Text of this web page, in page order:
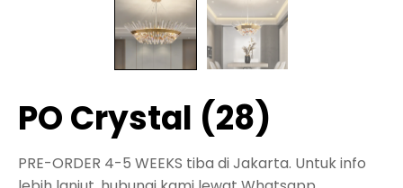
PO Crystal (28)
PRE-ORDER 4-5 WEEKS tiba di Jakarta. Untuk info